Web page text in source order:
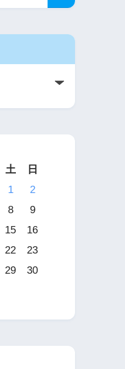
土
日
1
2
8
9
15
16
22
23
29
30